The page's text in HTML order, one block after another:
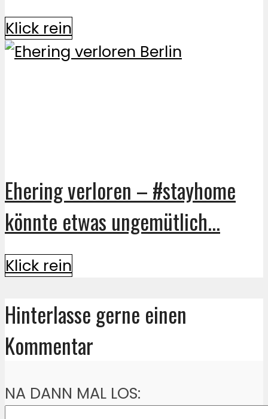
Klick rein
Ehering verloren – #stayhome
könnte etwas ungemütlich...
Klick rein
Hinterlasse gerne einen
Kommentar
NA DANN MAL LOS: